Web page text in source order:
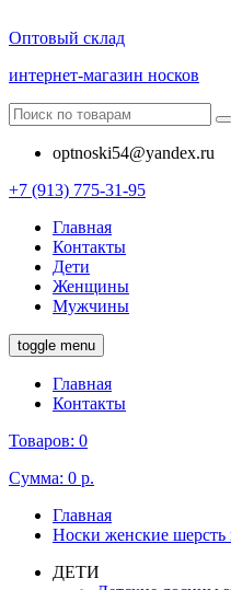
Оптовый склад
интернет-магазин носков
optnoski54@yandex.ru
+7 (913) 775-31-95
Главная
Контакты
Дети
Женщины
Мужчины
toggle menu
Главная
Контакты
Товаров: 0
Сумма: 0 р.
Главная
Носки женские
ДЕТИ